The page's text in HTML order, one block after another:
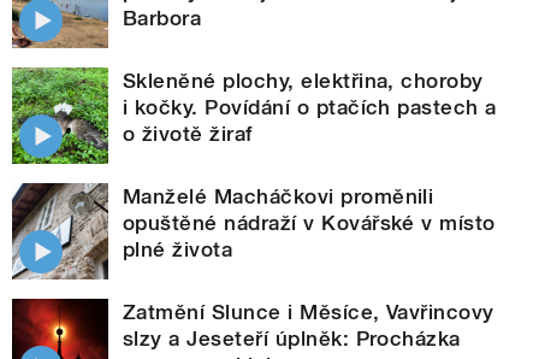
Barbora
Skleněné plochy, elektřina, choroby
i kočky. Povídání o ptačích pastech a
o životě žiraf
Manželé Macháčkovi proměnili
opuštěné nádraží v Kovářské v místo
plné života
Zatmění Slunce i Měsíce, Vavřincovy
slzy a Jeseteří úplněk: Procházka